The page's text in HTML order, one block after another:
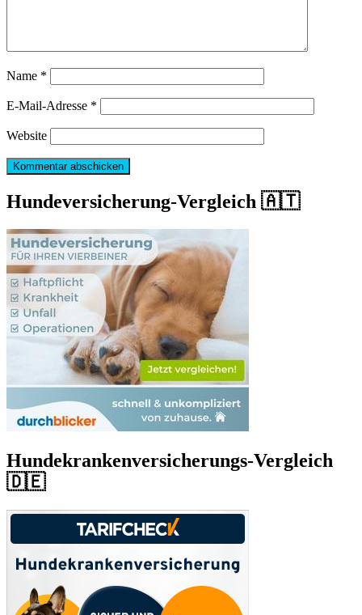
Name *
E-Mail-Adresse *
Website
Hundeversicherung-Vergleich 🇦🇹
Hundekrankenversicherungs-Vergleich
🇩🇪